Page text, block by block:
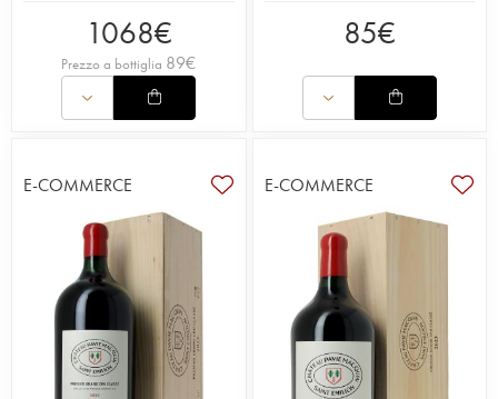
1068€
Prezzo a bottiglia 89€
85€
E-COMMERCE E-COMMERCE